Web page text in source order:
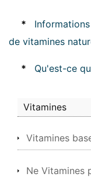
*
de vitamines
* Qu'est-ce
Vitamines
Vitamines
Ne Vitamines